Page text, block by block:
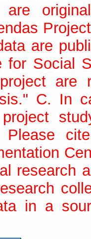
are
are
for Social
are
C. In
Please
research
in a